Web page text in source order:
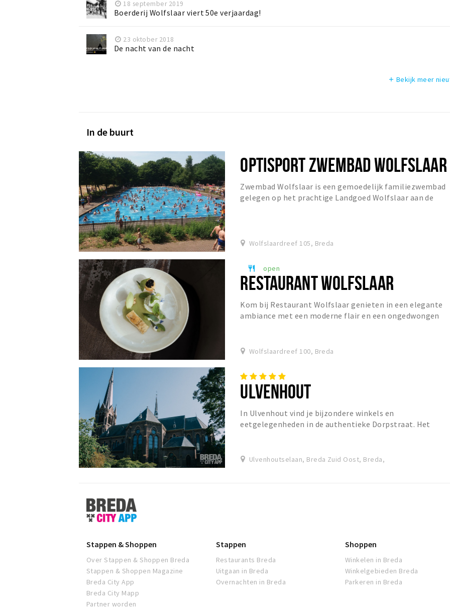
18 september 2019
Boerderij Wolfslaar viert 50e verjaardag!
23 oktober 2018
De nacht van de nacht
add Bekijk meer
In de buurt
OPTISPORT ZWEMBAD WOLFSLAAR
Zwembad Wolfslaar is een gemoedelijk familiezwembad
gelegen op het prachtige Landgoed Wolfslaar aan de
Wolfslaardreef 105, Breda
restaurant open
RESTAURANT WOLFSLAAR
Kom bij Restaurant Wolfslaar genieten in een elegante
ambiance met een moderne flair en een ongedwongen
Wolfslaardreef 100, Breda
ULVENHOUT
In Ulvenhout vind je bijzondere winkels en
eetgelegenheden in de authentieke Dorpstraat. Het
Ulvenhoutselaan, Breda Zuid Oost, Breda,
Stappen
&
Shoppen
Stappen & Shoppen
Over Stappen & Shoppen Breda
Stappen & Shoppen Magazine
Breda City App
Breda City Mapp
Partner worden
Stappen
Restaurants Breda
Uitgaan in Breda
Overnachten in Breda
Shoppen
Winkelen in Breda
Winkelgebieden Breda
Parkeren in Breda